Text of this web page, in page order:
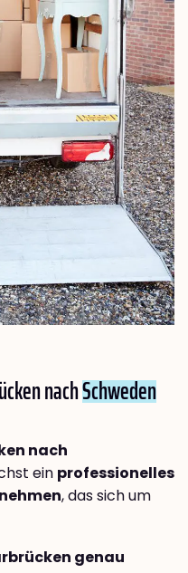
nachSchweden
nach
ein professionelles
, das sich um
genau